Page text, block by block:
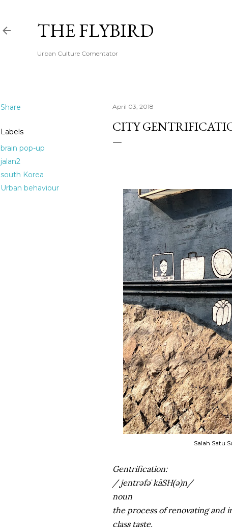
THE FLYBIRD
Urban Culture Comentator
Share
Labels
brain pop-up
jalan2
south Korea
Urban behaviour
April 03, 2018
CITY
Salah Satu
Gentrification:
/ˌjentrəfəˈkāSH(ə)n/
noun
the process of renovating and
class taste.